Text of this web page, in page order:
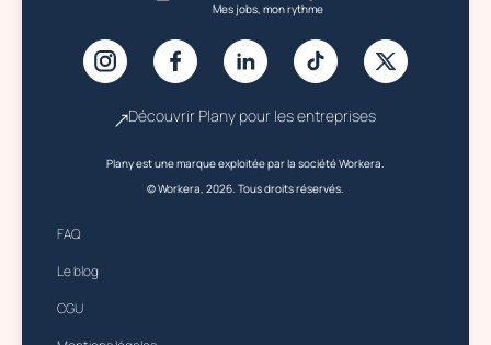
Mes jobs, mon rythme
Découvrir Plany pour les entreprises
Plany est une marque exploitée par la société Workera.
© Workera, 2026. Tous droits réservés.
FAQ
Le blog
CGU